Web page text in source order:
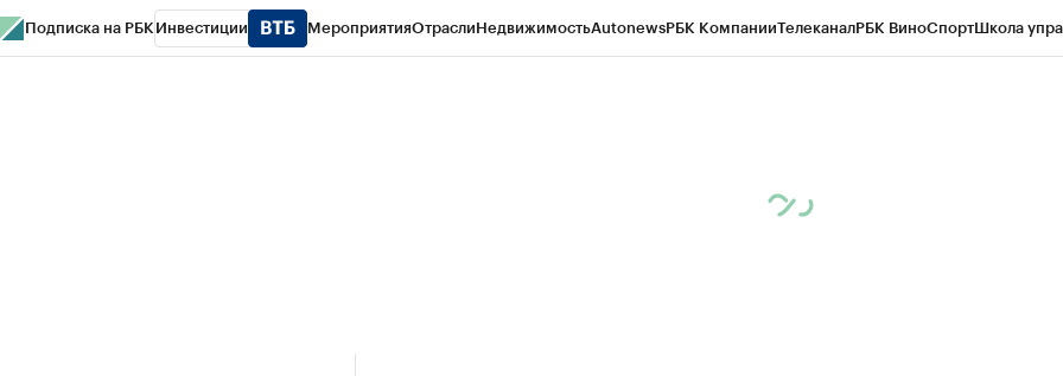
Подписка на РБК Инвестиции МероприятияОтраслиНедвижимостьAutonewsРБК КомпанииТелеканалРБК ВиноСпортШкола